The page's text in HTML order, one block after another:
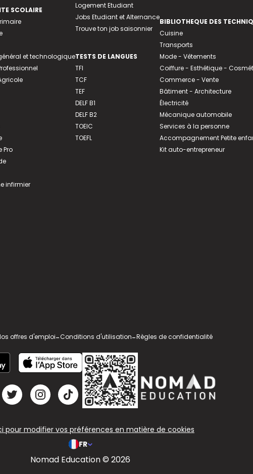
SCOLAIRE
et technologique
Pro
infirmier
Logement Etudiant
Jobs Etudiant et Alternance
Trouve ton job saisonnier
TESTS DE LANGUES
TFI
TCF
TEF
DELF B1
DELF B2
TOEIC
TOEFL
BIBLIOTHEQUE DES
Cuisine
Transports
Mode - Vêtements
Coiffure - Esthétique -
Commerce - Vente
Bâtiment - Architecture
Électricité
Mécanique automobile
Services à la personne
Accompagnement Petite
Kit auto-entrepreneur
offres d'emploi-Conditions d'utilisation-Règles de confidentialité
pour modifier vos préférences en matière de cookies
FR
Nomad Education © 2026